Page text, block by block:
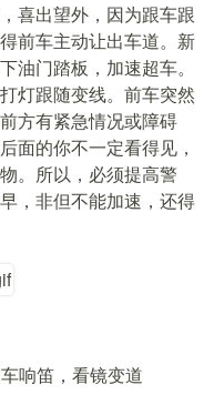
出望外，因为跟车跟
前车主动让出车道。新
油门踏板，加速超车。
灯跟随变线。前车突然
方有紧急情况或障碍
面的你不一定看得见，
。所以，必须提高警
，非但不能加速，还得
响笛，看镜变道